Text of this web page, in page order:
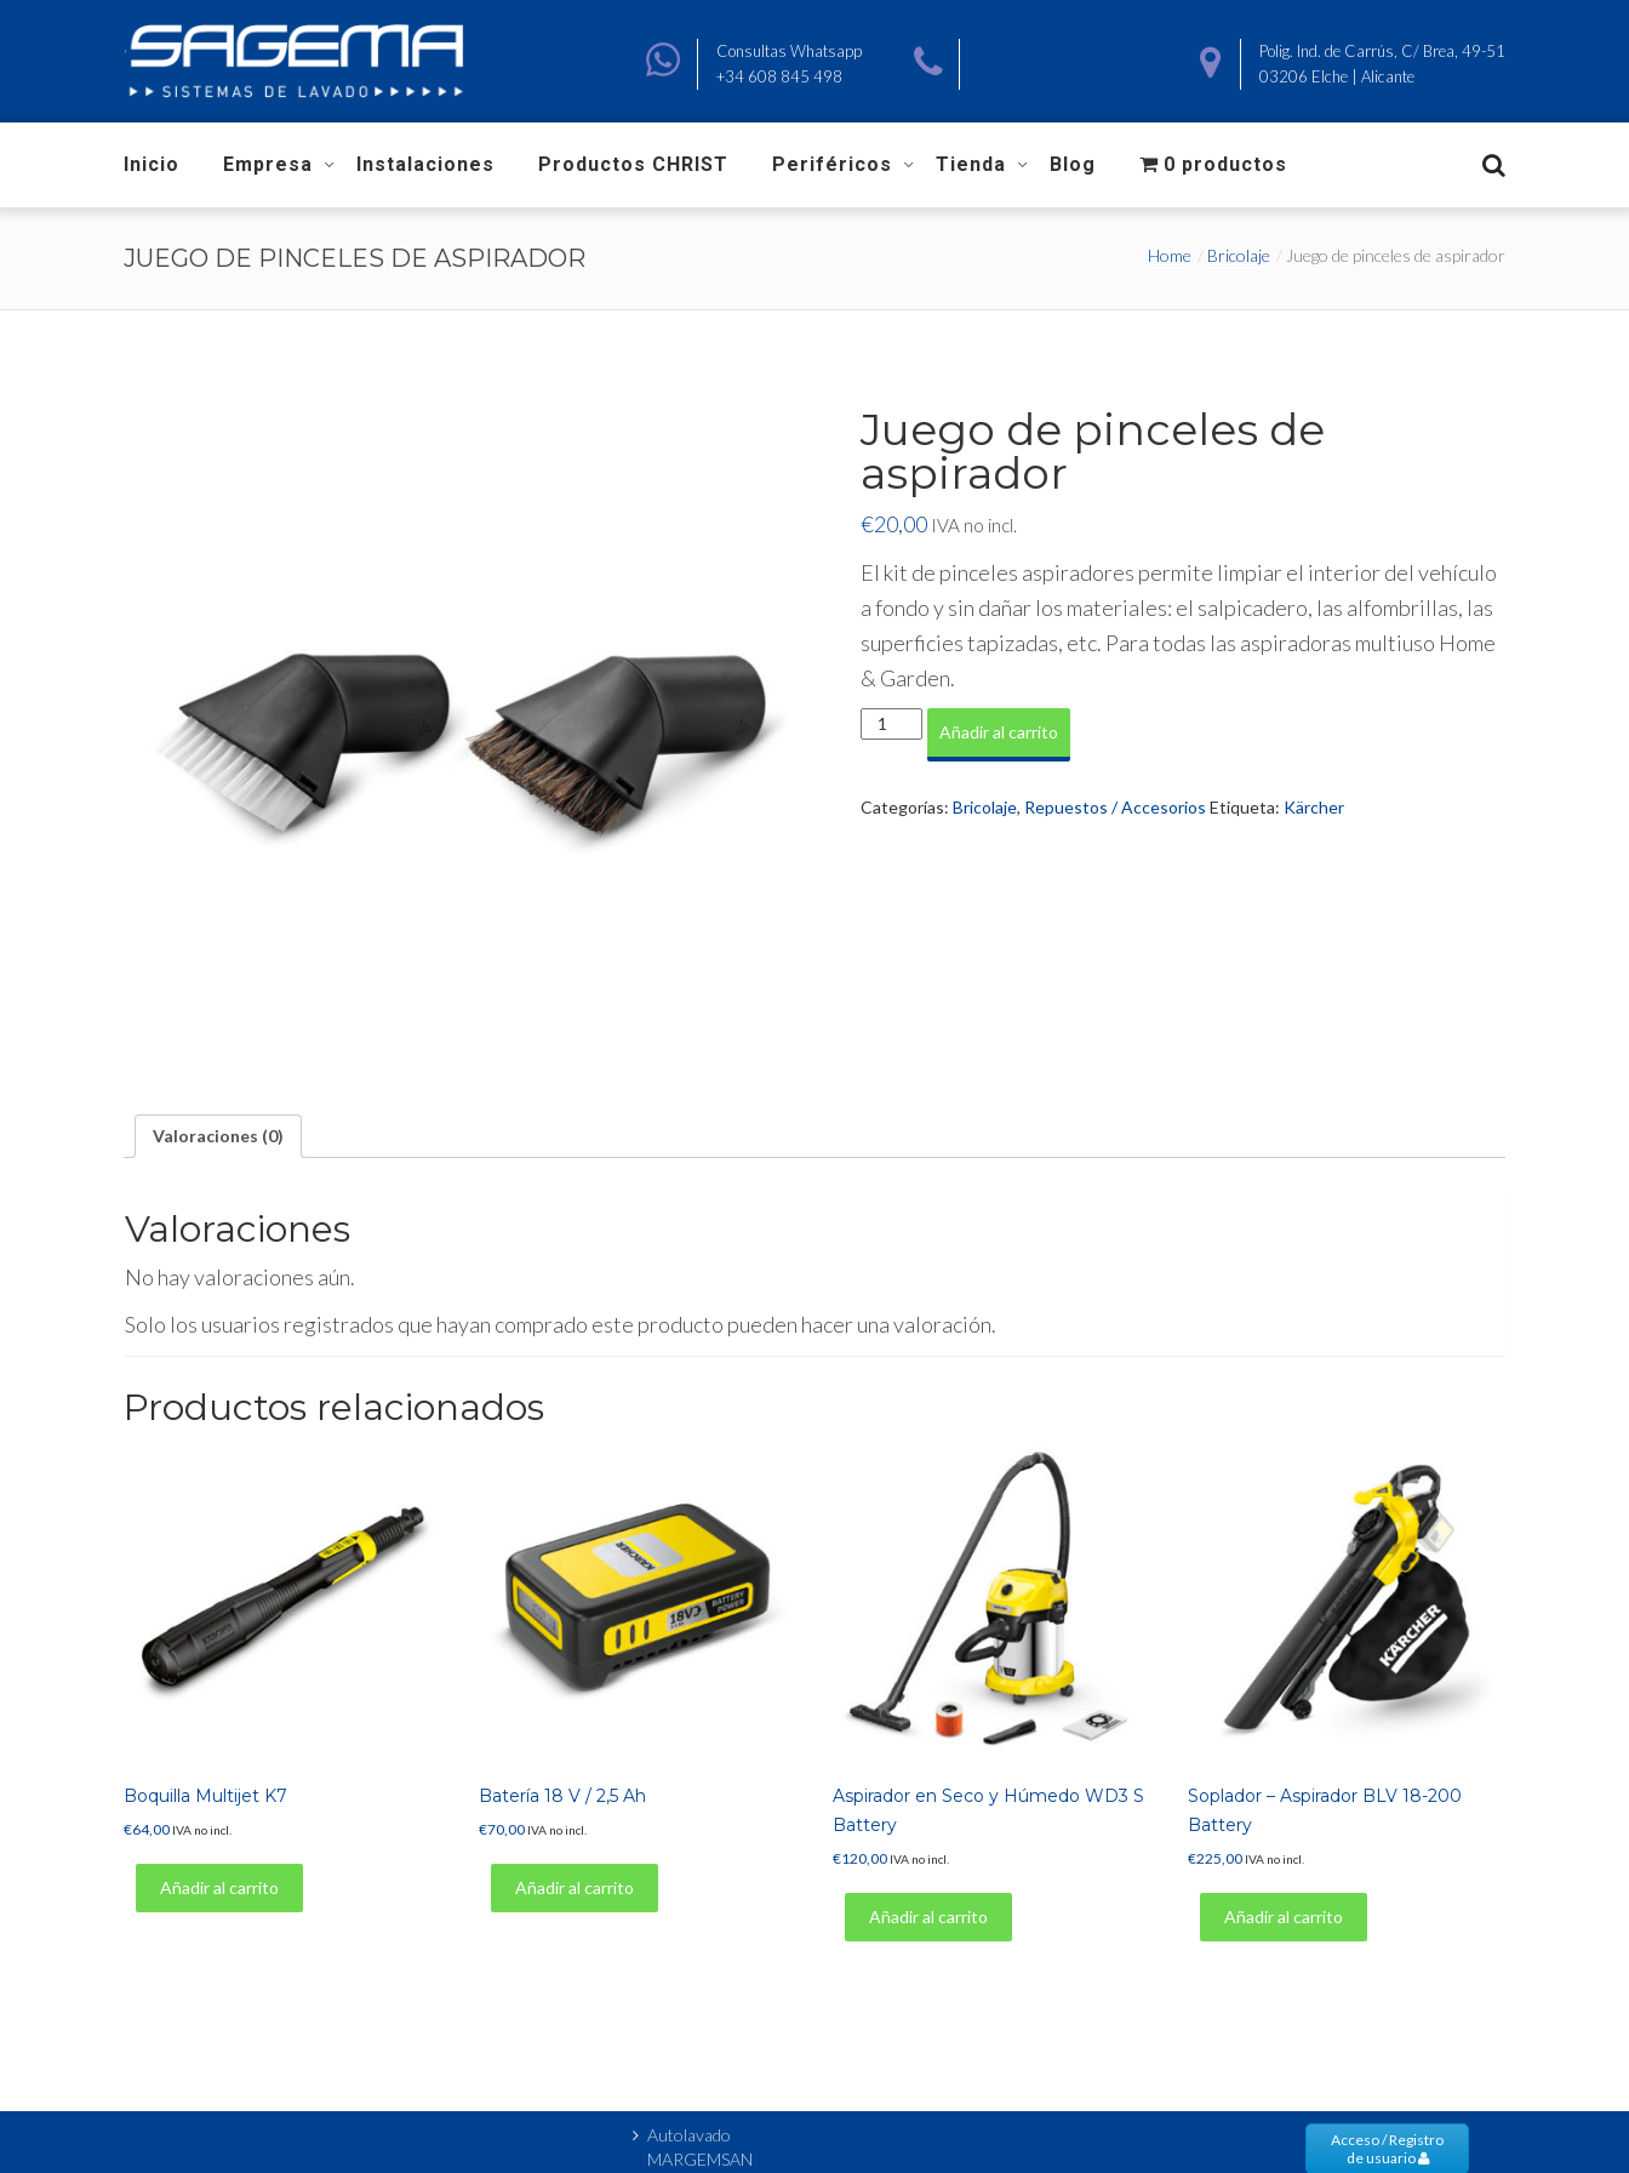
Consultas Whatsapp
+34 608 845 498
Polig. Ind. de Carrús, C/ Brea, 49-51
03206 Elche | Alicante
Inicio Empresa Instalaciones Productos CHRIST Periféricos Tienda Blog 0 productos
JUEGO DE PINCELES DE ASPIRADOR Home Bricolaje Juego de pinceles de aspirador
Juego de pinceles de
aspirador
€20,00 IVA no incl.
El kit de pinceles aspiradores permite limpiar el interior del vehículo
a fondo y sin dañar los materiales: el salpicadero, las alfombrillas, las
superficies tapizadas, etc. Para todas las aspiradoras multiuso Home
& Garden.
Juego
de
aspirador
Añadir al carrito
Categorías:Bricolaje, Repuestos / Accesorios Etiqueta: Kärcher
Valoraciones (0)
Valoraciones
No hay valoraciones aún.
Solo los usuarios registrados que hayan comprado este producto pueden hacer una valoración.
Productos relacionados
Boquilla Multijet K7
€64,00 IVA no incl.
Añadir al carrito
Batería 18 V / 2,5 Ah
€70,00 IVA no incl.
Añadir al carrito
Aspirador en Seco y Húmedo WD3 S
Battery
€120,00 IVA no incl.
Añadir al carrito
Soplador – Aspirador BLV 18-200
Battery
€225,00 IVA no incl.
Añadir al carrito
Autolavado
MARGEMSAN
Acceso / Registro
de usuario